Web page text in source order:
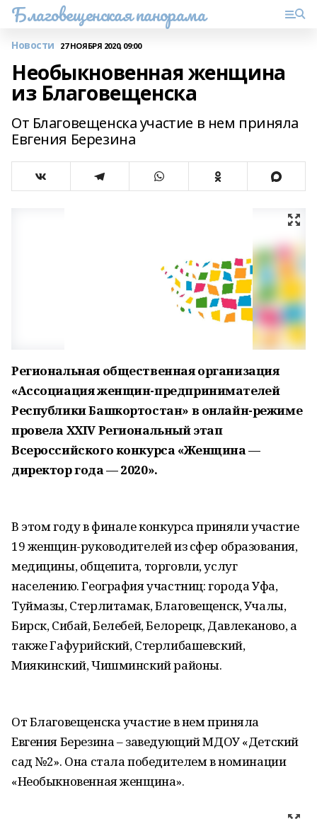
Благовещенская панорама
Новости 27 НОЯБРЯ 2020, 09:00
Необыкновенная женщина
из Благовещенска
От Благовещенска участие в нем приняла
Евгения Березина
Региональная общественная организация
«Ассоциация женщин-предпринимателей
Республики Башкортостан» в онлайн-режиме
провела XXIV Региональный этап
Всероссийского конкурса «Женщина —
директор года — 2020».
В этом году в финале конкурса приняли участие
19 женщин-руководителей из сфер образования,
медицины, общепита, торговли, услуг
населению. География участниц: города Уфа,
Туймазы, Стерлитамак, Благовещенск, Учалы,
Бирск, Сибай, Белебей, Белорецк, Давлеканово, а
также Гафурийский, Стерлибашевский,
Миякинский, Чишминский районы.
От Благовещенска участие в нем приняла
Евгения Березина – заведующий МДОУ «Детский
сад №2». Она стала победителем в номинации
«Необыкновенная женщина».